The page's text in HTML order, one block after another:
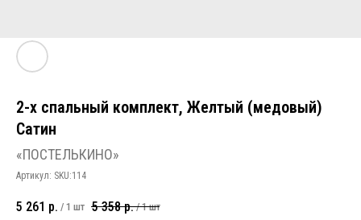
2-х спальный комплект, Желтый (медовый)
Сатин
«ПОСТЕЛЬКИНО»
Артикул: SKU:114
5 261 р. / 1 шт 5 358 р. / 1 шт